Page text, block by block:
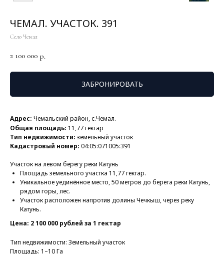
ЧЕМАЛ. УЧАСТОК. 391
Село Чемал
2 100 000 р.
ЗАБРОНИРОВАТЬ
Адрес: Чемальский район, с.Чемал.
Общая площадь: 11,77 гектар
Тип недвижимости: земельный участок
Кадастровый номер: 04:05:071005:391
Участок на левом берегу реки Катунь
Площадь земельного участка 11,77 гектар.
Уникальное уединённое место, 50 метров до берега реки Катунь,
рядом горы, лес.
Участок расположен напротив долины Чечкыш, через реку
Катунь.
Цена: 2 100 000 рублей за 1 гектар
Тип недвижимости: Земельный участок
Площадь: 1–10 Га